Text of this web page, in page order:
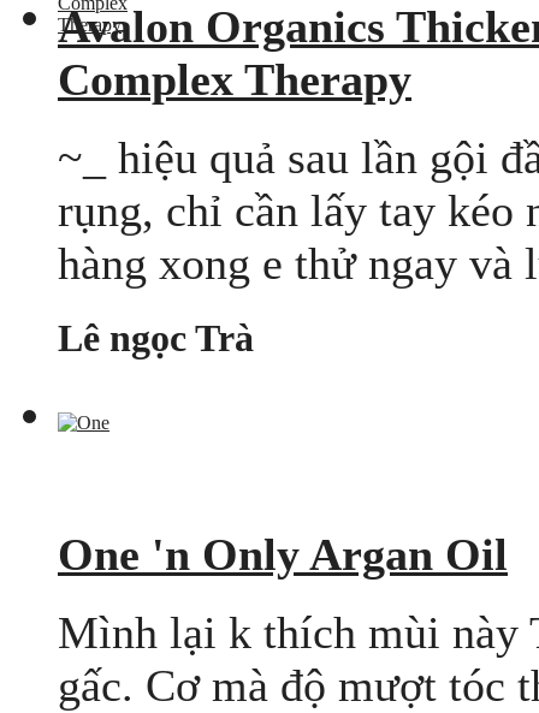
Avalon Organics
Complex Therapy
~_ hiệu quả sau lần gội
rụng, chỉ cần lấy tay kéo
hàng xong e thử ngay và
Lê ngọc Trà
One 'n Only Argan Oil
Mình lại k thích mùi này
gấc. Cơ mà độ mượt tóc